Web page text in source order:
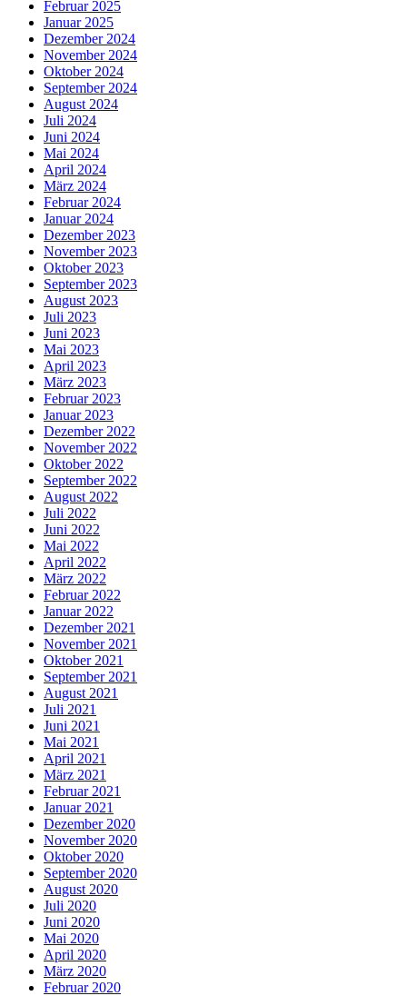
Februar 2025
Januar 2025
Dezember 2024
November 2024
Oktober 2024
September 2024
August 2024
Juli 2024
Juni 2024
Mai 2024
April 2024
März 2024
Februar 2024
Januar 2024
Dezember 2023
November 2023
Oktober 2023
September 2023
August 2023
Juli 2023
Juni 2023
Mai 2023
April 2023
März 2023
Februar 2023
Januar 2023
Dezember 2022
November 2022
Oktober 2022
September 2022
August 2022
Juli 2022
Juni 2022
Mai 2022
April 2022
März 2022
Februar 2022
Januar 2022
Dezember 2021
November 2021
Oktober 2021
September 2021
August 2021
Juli 2021
Juni 2021
Mai 2021
April 2021
März 2021
Februar 2021
Januar 2021
Dezember 2020
November 2020
Oktober 2020
September 2020
August 2020
Juli 2020
Juni 2020
Mai 2020
April 2020
März 2020
Februar 2020